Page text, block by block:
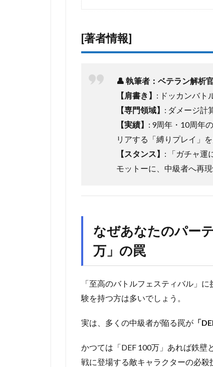
[著者情報]
👤 執筆者：ベテラン解析
【肩書き】 : ドッカンバト
【専門領域】 : ダメージ計
【実績】 : 9周年・10周年
リアする「縛りプレイ」を
【スタンス】 : 「ガチャ運
モットーに、中級者へ再
なぜあなたのパー
万」の罠
「至高のバトルフェスティバル」
験を持つ方は多いでしょう。
実は、多くの中級者が陥る罠が 「
かつては「DEF 100万」あれば鉄
戦に登場する敵キャラクターの必殺